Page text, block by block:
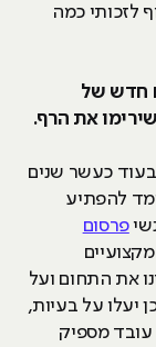
לזכותי כמה
חדש של
את הרף.
כעשר שנים
להפתיע
פרסום
את התחום ועל
יעלו על בעיות,
עובד מספיק